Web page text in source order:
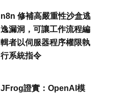
n8n 修補高嚴重性沙盒逃
逸漏洞，可讓工作流程編
輯者以伺服器程序權限執
行系統指令
JFrog證實：OpenAI模